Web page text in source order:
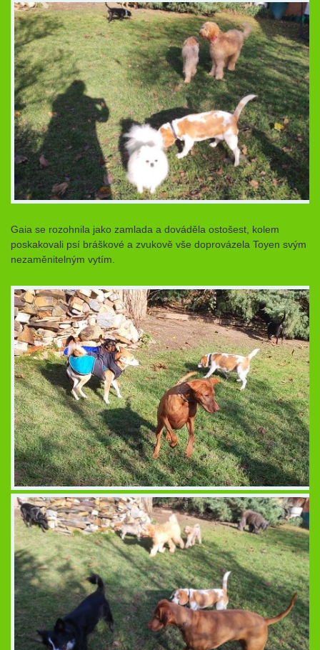
Gaia se rozohnila jako zamlada a dováděla ostošest, kolem
poskakovali psí bráškové a zvukově vše doprovázela Toyen svým
nezaměnitelným vytím.